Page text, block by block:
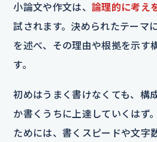
小論文や作文は、 論理的に考え
試されます。決められたテーマ
を述べ、その理由や根拠を示す
す。
初めはうまく書けなくても、構
か書くうちに上達していくはず
ためには、書くスピードや文字